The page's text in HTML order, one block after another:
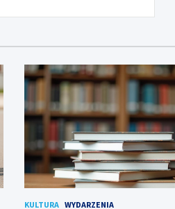
KULTURA WYDARZENIA